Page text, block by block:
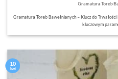
Gramatura Toreb
Gramatura Toreb Bawełnianych – Klucz do
kluczowym
10
kwi